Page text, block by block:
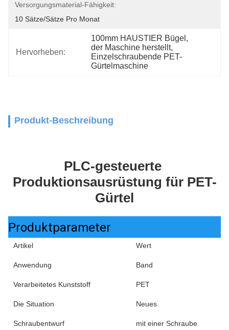
Versorgungsmaterial-Fähigkeit:
10 Sätze/Sätze Pro Monat
Hervorheben:
100mm HAUSTIER Bügel ,
der Maschine herstellt,
Einzelschraubende PET-
Gürtelmaschine
Produkt-Beschreibung
PLC-gesteuerte
Produktionsausrüstung für PET-
Gürtel
Produktparameter
Artikel Wert
Anwendung Band
Verarbeitetes Kunststoff PET
Die Situation Neues
Schraubentwurf mit einer Schraube